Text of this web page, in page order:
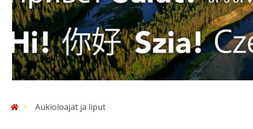
EtusivuAukioloajat ja liput